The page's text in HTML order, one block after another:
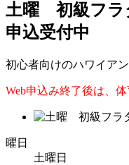
土曜 初級フラ
申込受付中
初心者向けのハワイア
Web申込み終了後は、
曜日
土曜日